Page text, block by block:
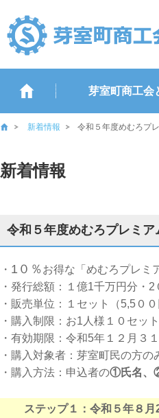
芽室町商工会
新着情報 令和５年度めむろプ
新着情報
令和５年度めむろプレミ
・ 1０％ お得な「めむろプレミ
・発行総額：１億1千万円分・
・販売単位：１セット（5,5０
・購入制限：お1人様１０セット
・有効期限：令和5年１２月３１
・購入対象者：芽室町民の方の
・購入方法：申込者の①氏名、
ステップ１：令和５年８月2